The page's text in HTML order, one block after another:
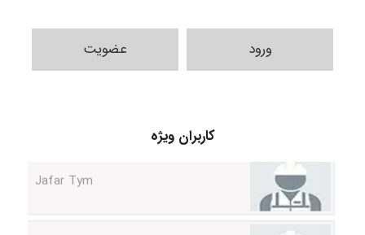
ورود عضویت
کاربران ویژه
fatemeh mirzaie
aghajari vahid